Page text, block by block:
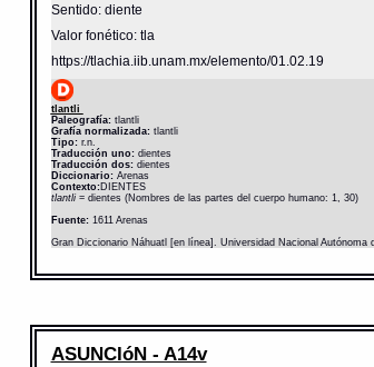
Sentido: diente
Valor fonético: tla
https://tlachia.iib.unam.mx/elemento/01.02.19
tlantli
Paleografía:tlantli
Grafía normalizada:tlantli
Tipo:r.n.
Traducción uno:dientes
Traducción dos:dientes
Diccionario: Arenas
Contexto:DIENTES
tlantli = dientes (Nombres de las partes del cuerpo humano: 1, 30)
Fuente:1611 Arenas
Gran Diccionario Náhuatl [en línea]. Universidad Nacional
ASUNCIóN - A14v